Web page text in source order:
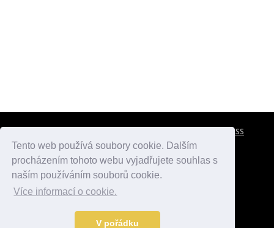
Tento web používá soubory cookie. Dalším
procházením tohoto webu vyjadřujete souhlas s
naším používáním souborů cookie.
Více informací o cookie.
V pořádku
RSS
atlaspamatek.info
Data o počasí jsou přebírána z